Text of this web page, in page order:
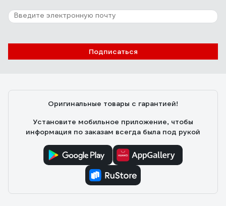
Подписаться
Оригинальные товары с гарантией!
Установите мобильное приложение, чтобы
информация по заказам всегда была под рукой